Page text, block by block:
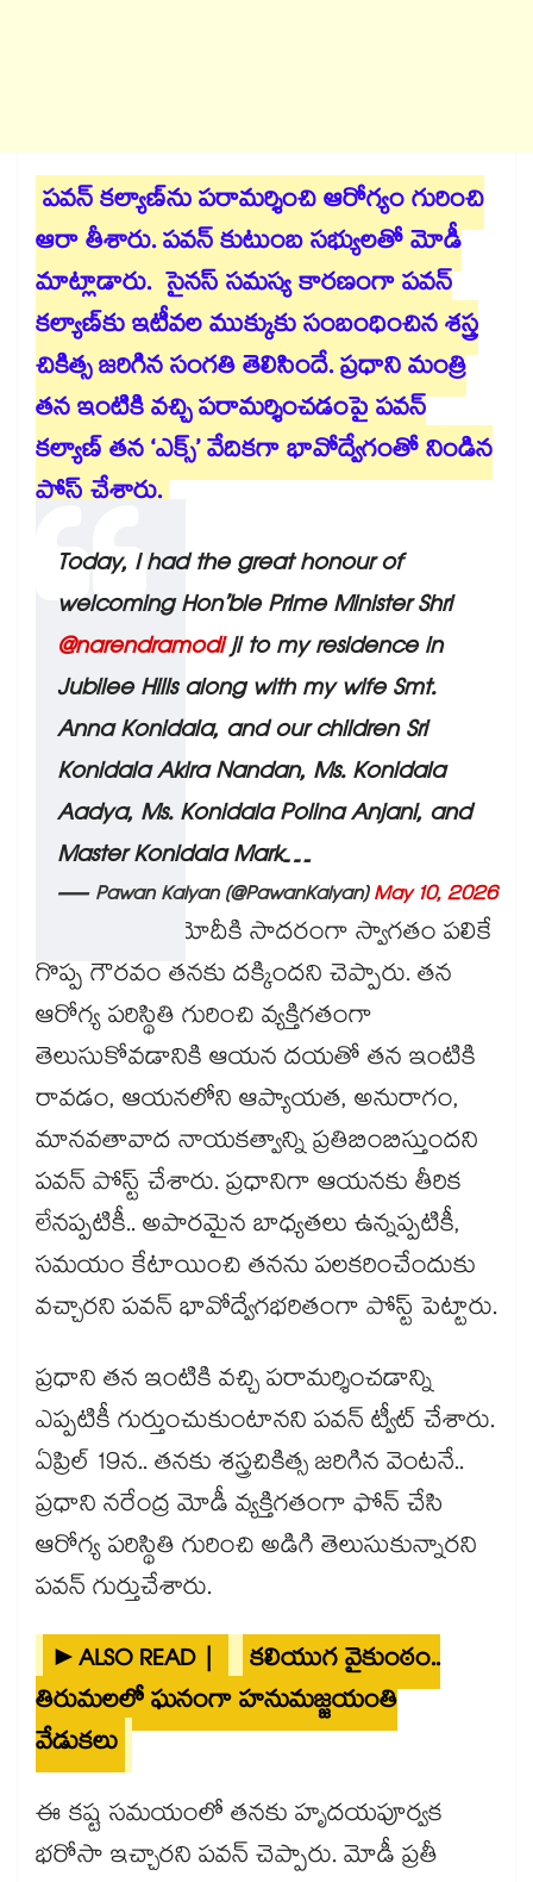
పవన్ కల్యాణ్⁭ను పరామర్శించి ఆరోగ్యం గురించి
ఆరా తీశారు. పవన్ కుటుంబ సభ్యులతో మోడీ
మాట్లాడారు. సైనస్‌ సమస్య కారణంగా పవన్‌
కల్యాణ్‌కు ఇటీవల ముక్కుకు సంబంధించిన శస్త్ర
చికిత్స జరిగిన సంగతి తెలిసిందే. ప్రధాని మంత్రి
తన ఇంటికి వచ్చి పరామర్శించడంపై పవన్
కల్యాణ్ తన ‘ఎక్స్’ వేదికగా భావోద్వేగంతో నిండిన
పోస్ట్ చేశారు.
Today, I had the great honour of
welcoming Hon’ble Prime Minister Shri
@narendramodiji to my residence in
Jubilee Hills along with my wife Smt.
Anna Konidala, and our children Sri
Konidala Akira Nandan, Ms. Konidala
Aadya, Ms. Konidala Polina Anjani, and
Master Konidala Mark…
— Pawan Kalyan (@PawanKalyan)May 10, 2026
ప్రధాని నరేంద్ర మోదీకి సాదరంగా స్వాగతం పలికే
గొప్ప గౌరవం తనకు దక్కిందని చెప్పారు. తన
ఆరోగ్య పరిస్థితి గురించి వ్యక్తిగతంగా
తెలుసుకోవడానికి ఆయన దయతో తన ఇంటికి
రావడం, ఆయనలోని ఆప్యాయత, అనురాగం,
మానవతావాద నాయకత్వాన్ని ప్రతిబింబిస్తుందని
పవన్ పోస్ట్ చేశారు. ప్రధానిగా ఆయనకు తీరిక
లేనప్పటికీ.. అపారమైన బాధ్యతలు ఉన్నప్పటికీ,
సమయం కేటాయించి తనను పలకరించేందుకు
వచ్చారని పవన్ భావోద్వేగభరితంగా పోస్ట్ పెట్టారు.
ప్రధాని తన ఇంటికి వచ్చి పరామర్శించడాన్ని
ఎప్పటికీ గుర్తుంచుకుంటానని పవన్ ట్వీట్ చేశారు.
ఏప్రిల్ 19న.. తనకు శస్త్రచికిత్స జరిగిన వెంటనే..
ప్రధాని నరేంద్ర మోడీ వ్యక్తిగతంగా ఫోన్ చేసి
ఆరోగ్య పరిస్థితి గురించి అడిగి తెలుసుకున్నారని
పవన్ గుర్తుచేశారు.
►ALSO READ |
కలియుగ వైకుంఠం..
తిరుమలలో ఘనంగా హనుమజ్జయంతి
వేడుకలు
ఈ కష్ట సమయంలో తనకు హృదయపూర్వక
భరోసా ఇచ్చారని పవన్ చెప్పారు. మోడీ ప్రతీ